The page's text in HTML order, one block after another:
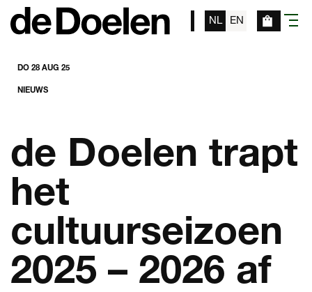
NL EN menu
NIEUWS
DO 28 AUG 25
de Doelen trapt
het
cultuurseizoen
2025 – 2026 af